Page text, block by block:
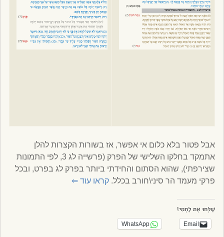
אבל פטור בלא כלום אי אפשר, אז בשורות הקצרות להלן
אתמקד בחלקו השלישי של הפרק (פרשייה לג 3, לפי התמונות
שצירפתי), שהוא הסתום והחידתי ביותר בפרק לג בפרט, ובכל
פרקי מעמד הר סיני\חורב בכלל.קראו עוד⇐
שַׁלְּחוּ אֶת לַחְמִי!
Email
WhatsApp